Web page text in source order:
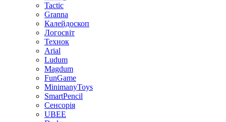
Tactic
Granna
Калейдоскоп
Логосвіт
Технок
Arial
Ludum
Magdum
FunGame
MinimanyToys
SmartPencil
Сенсорія
UBEE